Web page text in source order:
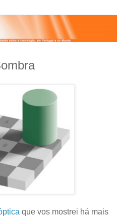
que vos mostrei há mais